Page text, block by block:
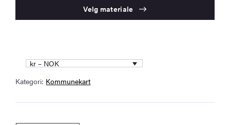
Velg materiale
kr – NOK
Kategori: Kommunekart